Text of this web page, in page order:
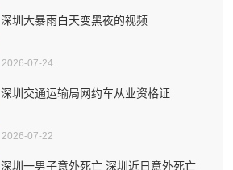
深圳大暴雨白天变黑夜的视频
2026-07-24
深圳交通运输局网约车从业资格证
2026-07-22
深圳一男子意外死亡 深圳近日意外死亡